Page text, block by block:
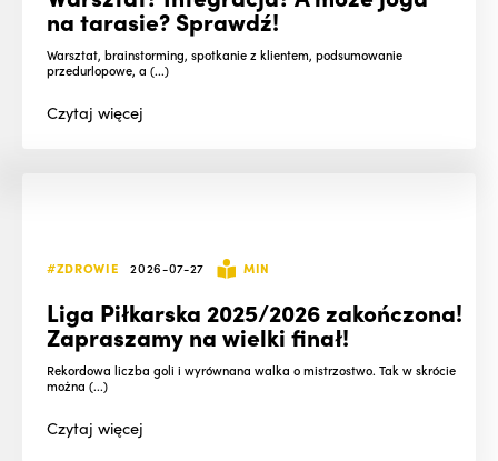
na tarasie? Sprawdź!
Warsztat, brainstorming, spotkanie z klientem, podsumowanie
przedurlopowe, a (...)
Czytajwięcej
#ZDROWIE 2026-07-27 MIN
Liga Piłkarska 2025/2026 zakończona!
Zapraszamy na wielki finał!
Rekordowa liczba goli i wyrównana walka o mistrzostwo. Tak w skrócie
można (...)
Czytajwięcej